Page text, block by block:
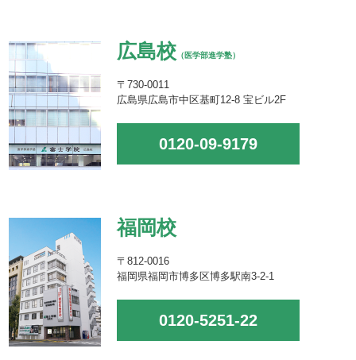
広島校 （医学部進学塾）
〒730-0011
広島県広島市中区基町12-8 宝ビル2F
0120-09-9179
福岡校
〒812-0016
福岡県福岡市博多区博多駅南3-2-1
0120-5251-22